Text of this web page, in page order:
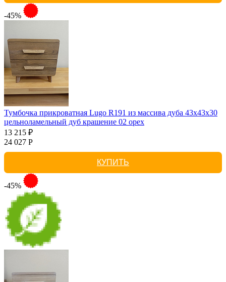
-45%
Тумбочка прикроватная Lugo R191 из массива дуба 43х43х30
цельноламельный дуб крашение 02 орех
13 215 ₽
24 027 Р
КУПИТЬ
-45%